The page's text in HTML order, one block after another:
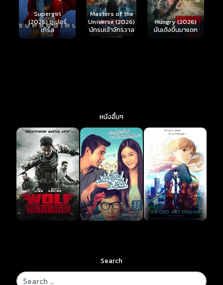
Masters of the
Universe (2026)
นักรบเจ้าจักรวาล
Hungry (2026)
มันเด้งขึ้นมาแดก
Ready or Not 2:
Here I Come
(2026) เกมพร้อม
ตาย 2
หนังอื่นๆ
Search